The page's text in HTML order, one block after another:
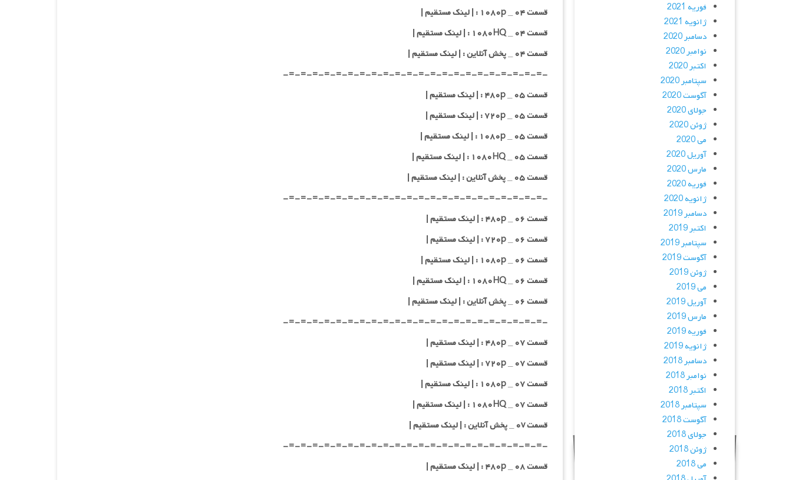
قسمت ۰۴ _ ۱۰۸۰p : | لینک مستقیم |
قسمت ۰۴ _ ۱۰۸۰HQ : | لینک مستقیم |
قسمت ۰۴ _ پخش آنلاین : | لینک مستقیم |
-=-=-=-=-=-=-=-=-=-=-=-=-=-=-=-=-=-=-=-=-=-=-
قسمت ۰۵ _ ۴۸۰p : | لینک مستقیم |
قسمت ۰۵ _ ۷۲۰p : | لینک مستقیم |
قسمت ۰۵ _ ۱۰۸۰p : | لینک مستقیم |
قسمت ۰۵ _ ۱۰۸۰HQ : | لینک مستقیم |
قسمت ۰۵ _ پخش آنلاین : | لینک مستقیم |
-=-=-=-=-=-=-=-=-=-=-=-=-=-=-=-=-=-=-=-=-=-=-
قسمت ۰۶ _ ۴۸۰p : | لینک مستقیم |
قسمت ۰۶ _ ۷۲۰p : | لینک مستقیم |
قسمت ۰۶ _ ۱۰۸۰p : | لینک مستقیم |
قسمت ۰۶ _ ۱۰۸۰HQ : | لینک مستقیم |
قسمت ۰۶ _ پخش آنلاین : | لینک مستقیم |
-=-=-=-=-=-=-=-=-=-=-=-=-=-=-=-=-=-=-=-=-=-=-
قسمت ۰۷ _ ۴۸۰p : | لینک مستقیم |
قسمت ۰۷ _ ۷۲۰p : | لینک مستقیم |
قسمت ۰۷ _ ۱۰۸۰p : | لینک مستقیم |
قسمت ۰۷ _ ۱۰۸۰HQ : | لینک مستقیم |
قسمت ۰v _ پخش آنلاین : | لینک مستقیم |
-=-=-=-=-=-=-=-=-=-=-=-=-=-=-=-=-=-=-=-=-=-=-
قسمت ۰۸ _ ۴۸۰p : | لینک مستقیم |
فوریه 2021
ژانویه 2021
دسامبر 2020
نوامبر 2020
اکتبر 2020
سپتامبر 2020
آگوست 2020
جولای 2020
ژوئن 2020
می 2020
آوریل 2020
مارس 2020
فوریه 2020
ژانویه 2020
دسامبر 2019
اکتبر 2019
سپتامبر 2019
آگوست 2019
ژوئن 2019
می 2019
آوریل 2019
مارس 2019
فوریه 2019
ژانویه 2019
دسامبر 2018
نوامبر 2018
اکتبر 2018
سپتامبر 2018
آگوست 2018
جولای 2018
ژوئن 2018
می 2018